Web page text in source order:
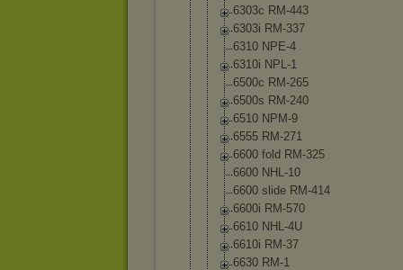
6303c RM-443
6303i RM-337
6310 NPE-4
6310i NPL-1
6500c RM-265
6500s RM-240
6510 NPM-9
6555 RM-271
6600 fold RM-325
6600 NHL-10
6600 slide RM-414
6600i RM-570
6610 NHL-4U
6610i RM-37
6630 RM-1